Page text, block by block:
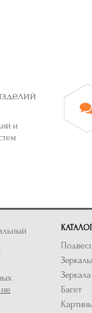
и
Зеркала
Багет